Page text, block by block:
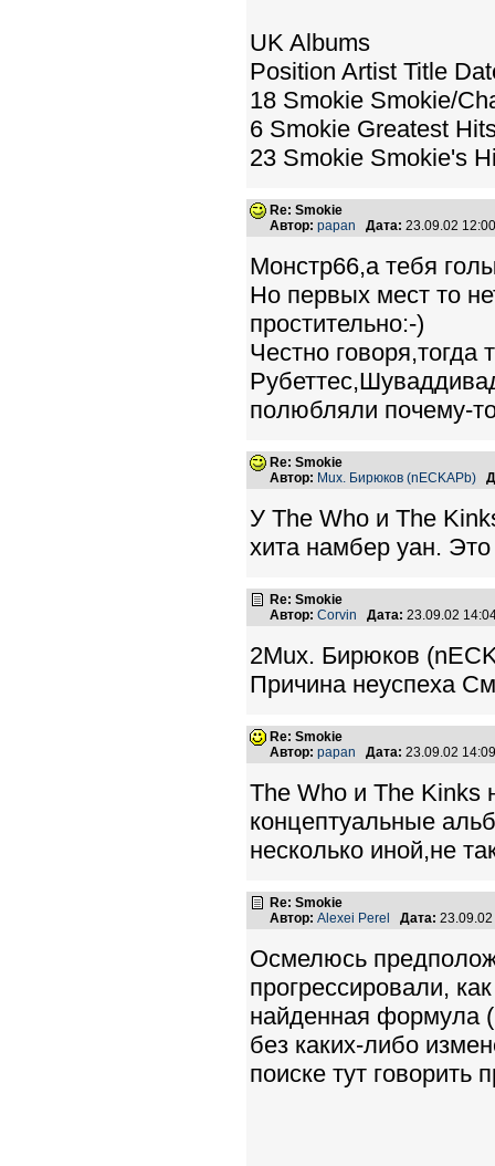
UK Albums
Position Artist Title
18 Smokie Smokie/
6 Smokie Greatest
23 Smokie Smokie's
Re: Smokie
Автор: papan Дата: 23.09.02
Монстр66,а тебя
Но первых мест то
простительно:-)
Честно говоря,тогда
полюбляли почему-
Re: Smokie
Автор: Mux. Бирюков (nECKAPb)
У The Who и The
хита намбер уан.
Re: Smokie
Автор: Corvin Дата: 23.09.02
2Mux. Бирюков
Причина неуспеха
Re: Smokie
Автор: papan Дата: 23.09.02
The Who и The Kinks
концептуальные
несколько иной,не
Re: Smokie
Автор: Alexei Perel Дата:
Осмелюсь
прогрессировали,
найденная формула
без каких-либо
поиске тут говорить